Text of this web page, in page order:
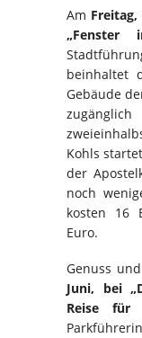
Am
„Fenster
beinhaltet
Gebäude
Kohls
der
noch
kosten 16
Euro.
Genuss
Juni, bei
Reise für